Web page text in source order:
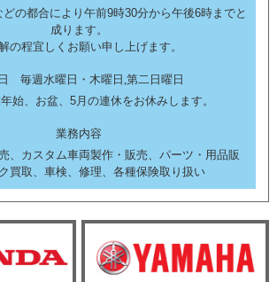
の都合により午前9時30分から午後6時までと
成ります。
の程宜しくお願い申し上げます。
毎週水曜日・木曜日,第二日曜日
始、お盆、5月の連休をお休みします。
業務内容
、カスタム車両製作・販売、パーツ・用品販
買取、車検、修理、各種保険取り扱い